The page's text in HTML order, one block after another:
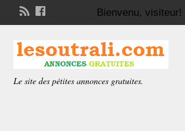
Bienvenu, visiteur!
Le site des pétites annonces gratuites.